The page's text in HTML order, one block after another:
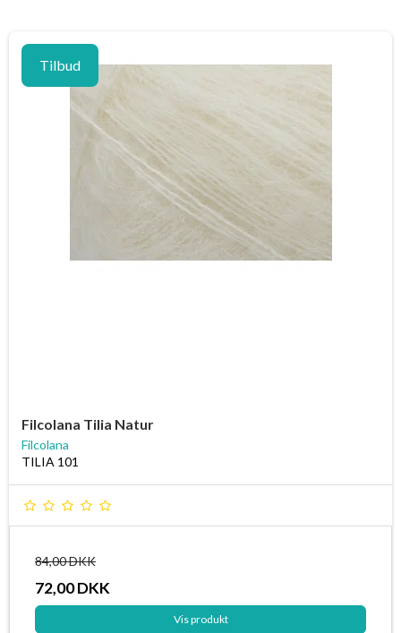
Tilbud
Filcolana Tilia Natur
Filcolana
TILIA 101
84,00 DKK
72,00 DKK
Vis produkt